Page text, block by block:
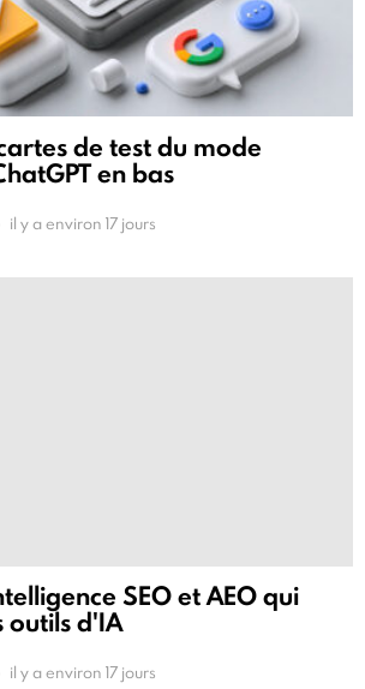
de test du mode
en bas
il y a environ 17 jours
SEO et AEO qui
outils d'IA
il y a environ 17 jours